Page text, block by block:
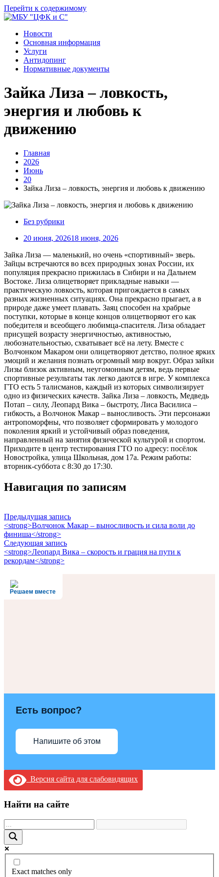
Перейти к содержимому
Новости
Основная информация
Услуги
Антидопинг
Нормативные документы
Зайка Лиза – ловкость,
энергия и любовь к
движению
Главная
2026
Июнь
20
Зайка Лиза – ловкость, энергия и любовь к движению
Без рубрики
20 июня, 202618 июня, 2026
Зайка Лиза — маленький, но очень «спортивный» зверь.
Зайцы встречаются во всех природных зонах России, их
популяция прекрасно прижилась в Сибири и на Дальнем
Востоке. Лиза олицетворяет прикладные навыки —
практическую ловкость, которая пригождается в самых
разных жизненных ситуациях. Она прекрасно прыгает, а в
природе даже умеет плавать. Заяц способен на храбрые
поступки, которые в конце концов олицетворяют его как
победителя и всеобщего любимца-спасителя. Лиза обладает
присущей возрасту энергичностью, активностью,
любознательностью, схватывает всё на лету. Вместе с
Волчонком Макаром они олицетворяют детство, полное ярких
эмоций и желания познать огромный мир вокруг. Образ зайки
Лизы близок активным, неугомонным детям, ведь первые
спортивные результаты так легко даются в игре. У комплекса
ГТО есть 5 талисманов, каждый из которых символизирует
одно из физических качеств. Зайка Лиза – ловкость, Медведь
Потап – силу, Леопард Вика – быстроту, Лиса Василиса –
гибкость, а Волчонок Макар – выносливость. Эти персонажи
антропоморфны, что позволяет сформировать у молодого
поколения яркий и устойчивый образ поведения,
направленный на занятия физической культурой и спортом.
Приходите в центр тестирования ГТО по адресу: посёлок
Новостройка, улица Школьная, дом 17а. Режим работы:
вторник-суббота с 8:30 до 17:30.
Навигация по записям
Предыдущая запись
<strong>Волчонок Макар – выносливость и сила воли до
финиша</strong>
Следующая запись
<strong>Леопард Вика – скорость и грация на пути к
рекордам</strong>
Решаем вместе
Есть вопрос?
Напишите об этом
Версия сайта для слабовидящих
Найти на сайте
Exact matches only